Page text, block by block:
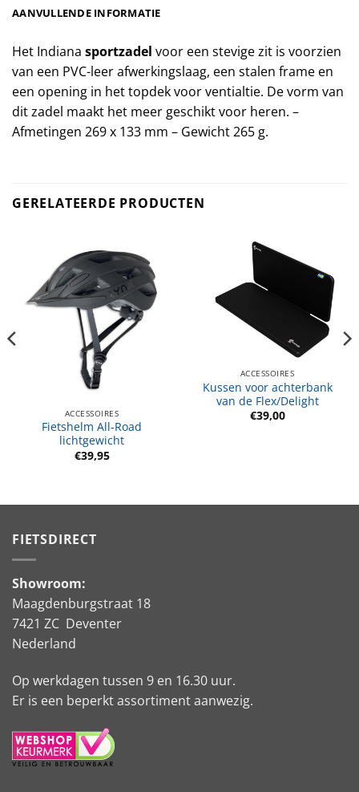
AANVULLENDE INFORMATIE
Het Indiana sportzadel voor een stevige zit is voorzien
van een PVC-leer afwerkingslaag, een stalen frame en
een opening in het topdek voor ventialtie. De vorm van
dit zadel maakt het meer geschikt voor heren. –
Afmetingen 269 x 133 mm – Gewicht 265 g.
GERELATEERDE PRODUCTEN
ACCESSOIRES
Fietshelm All-Road
lichtgewicht
€39,95
ACCESSOIRES
Kussen voor achterbank
van de Flex/Delight
€39,00
FIETSDIRECT
Showroom:
Maagdenburgstraat 18
7421 ZC Deventer
Nederland
Op werkdagen tussen 9 en 16.30 uur.
Er is een beperkt assortiment aanwezig.